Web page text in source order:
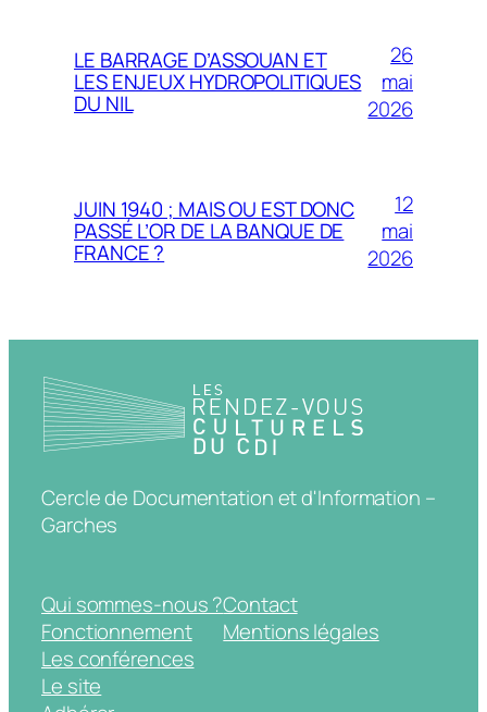
LE BARRAGE D’ASSOUAN ET
LES ENJEUX HYDROPOLITIQUES
DU NIL
26
mai
2026
JUIN 1940 ; MAIS OU EST DONC
PASSÉ L’OR DE LA BANQUE DE
FRANCE ?
12
mai
2026
Cercle de Documentation et d'Information –
Garches
Qui sommes-nous ?
Fonctionnement
Les conférences
Le site
Contact
Mentions légales